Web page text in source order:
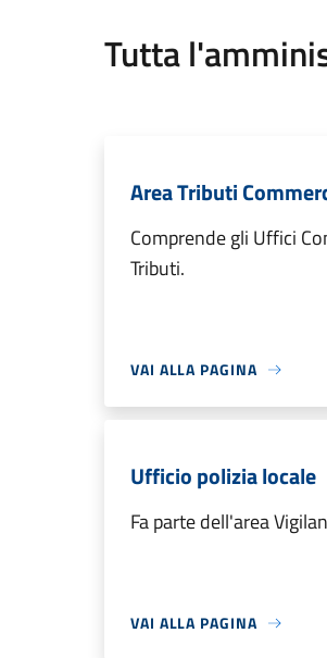
Tutta
Area Tributi
Comprende gli Uffici
Tributi.
VAI ALLA PAGINA
Ufficio polizia locale
Fa parte dell'area
VAI ALLA PAGINA